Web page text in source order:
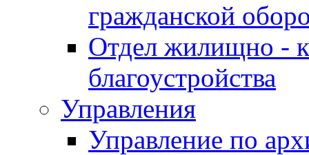
гражданской
Отдел жилищно -
благоустройства
Управления
Управление по